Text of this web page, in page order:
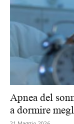
Apnea del
a dormire